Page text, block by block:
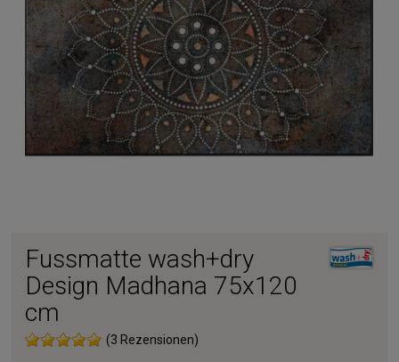
Fussmatte wash+dry
Design Madhana 75x120
cm
(3 Rezensionen)